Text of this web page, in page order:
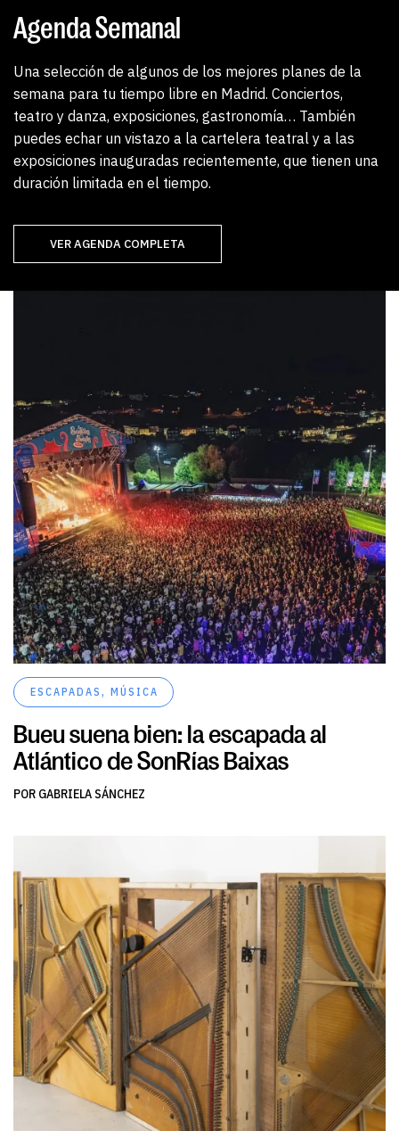
Agenda Semanal
Una selección de algunos de los mejores planes de la
semana para tu tiempo libre en Madrid. Conciertos,
teatro y danza, exposiciones, gastronomía… También
puedes echar un vistazo a la cartelera teatral y a las
exposiciones inauguradas recientemente, que tienen una
duración limitada en el tiempo.
VER AGENDA COMPLETA
ESCAPADAS , MÚSICA
Bueu suena bien: la escapada al
Atlántico de SonRías Baixas
POR GABRIELA SÁNCHEZ